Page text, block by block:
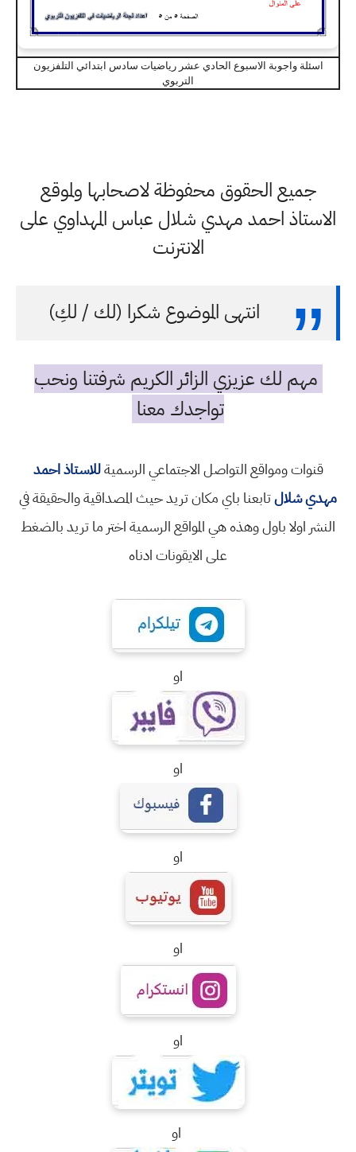
اسئلة واجوبة الاسبوع الحادي عشر رياضيات سادس ابتدائي التلفزيون
التربوي
جميع الحقوق محفوظة لاصحابها ولموقع
الاستاذ احمد مهدي شلال عباس المهداوي على
الانترنت
انتهى الموضوع شكرا (لك / لكِ)
مهم لك عزيزي الزائر الكريم شرفتنا ونحب
تواجدك معنا
قنوات ومواقع التواصل الاجتماعي الرسميةللاستاذ احمد
مهدي شلالتابعنا باي مكان تريد حيث المصداقية والحقيقة في
النشر اولا باول وهذه هي المواقع الرسمية اختر ما تريد بالضغط
على الايقونات ادناه
او
او
او
او
او
او